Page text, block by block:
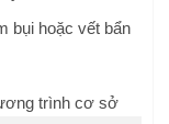
bụi hoặc vết bẩn